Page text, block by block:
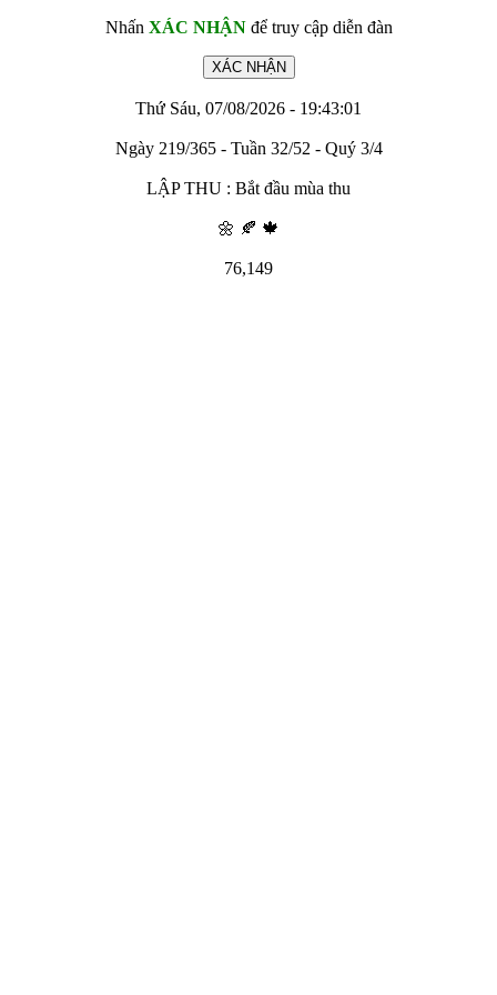
Nhấn XÁC NHẬNđể truy cập diễn đàn
Thứ Sáu, 07/08/2026 - 19:43:01
Ngày 219/365 - Tuần 32/52 - Quý 3/4
LẬP THU : Bắt đầu mùa thu
🌼 🍂 🍁
76,149